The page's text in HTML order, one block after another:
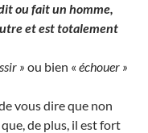
ou fait un homme,
et est totalement
» ou bien « échouer »
vous dire que non
de plus, il est fort